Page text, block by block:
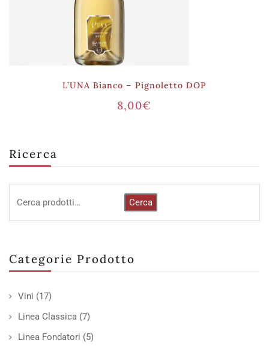
Ricerca
Cerca
Categorie Prodotto
Vini (17)
Linea Classica (7)
Linea Fondatori (5)
L’UNA Bianco – Pignoletto DOP
8,00€